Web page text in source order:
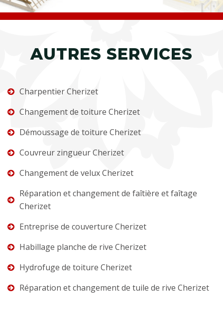
AUTRES SERVICES
Charpentier Cherizet
Changement de toiture Cherizet
Démoussage de toiture Cherizet
Couvreur zingueur Cherizet
Changement de velux Cherizet
Réparation et changement de faîtière et faîtage
Cherizet
Entreprise de couverture Cherizet
Habillage planche de rive Cherizet
Hydrofuge de toiture Cherizet
Réparation et changement de tuile de rive Cherizet